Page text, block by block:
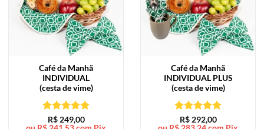
Café da Manhã
INDIVIDUAL
(cesta de vime)
Avaliação5
R$249,00
Café da Manhã
INDIVIDUAL PLUS
(cesta de vime)
Avaliação5
R$292,00